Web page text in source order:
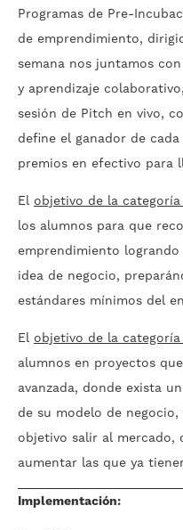
Programas de Pre-
de emprendimiento,
semana nos juntamos
y aprendizaje
sesión de Pitch en vivo,
define el ganador de
premios en efectivo para
El objetivo de la
los alumnos para que
emprendimiento
idea de negocio,
estándares mínimos del
El objetivo de la
alumnos en proyectos
avanzada, donde exista
de su modelo de
objetivo salir al mercado,
aumentar las que ya
Implementación: